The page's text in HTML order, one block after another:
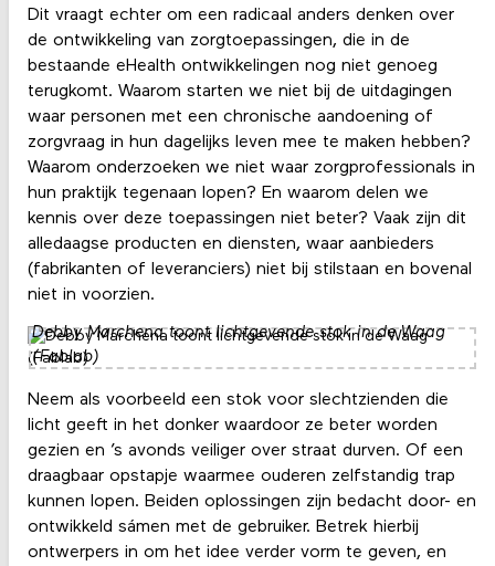
Dit vraagt echter om een radicaal anders denken over
de ontwikkeling van zorgtoepassingen, die in de
bestaande eHealth ontwikkelingen nog niet genoeg
terugkomt. Waarom starten we niet bij de uitdagingen
waar personen met een chronische aandoening of
zorgvraag in hun dagelijks leven mee te maken hebben?
Waarom onderzoeken we niet waar zorgprofessionals in
hun praktijk tegenaan lopen? En waarom delen we
kennis over deze toepassingen niet beter? Vaak zijn dit
alledaagse producten en diensten, waar aanbieders
(fabrikanten of leveranciers) niet bij stilstaan en bovenal
niet in voorzien.
Debby Marchena toont lichtgevende stok in de Waag
(Fablab)
Neem als voorbeeld een stok voor slechtzienden die
licht geeft in het donker waardoor ze beter worden
gezien en ’s avonds veiliger over straat durven. Of een
draagbaar opstapje waarmee ouderen zelfstandig trap
kunnen lopen. Beiden oplossingen zijn bedacht door- en
ontwikkeld sámen met de gebruiker. Betrek hierbij
ontwerpers in om het idee verder vorm te geven, en